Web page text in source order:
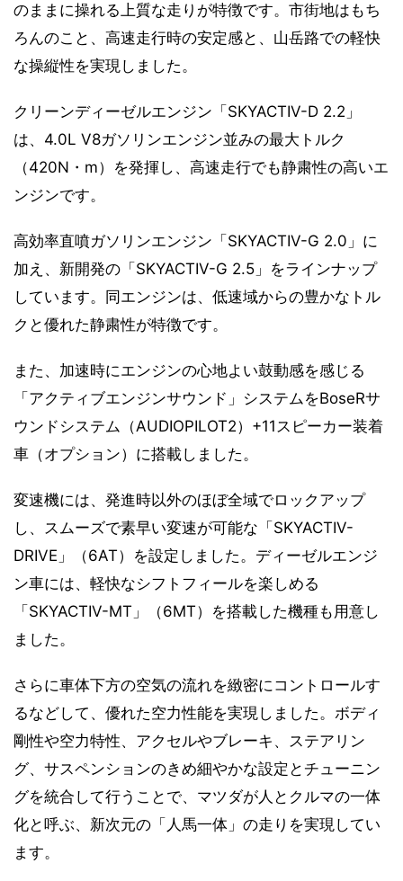
のままに操れる上質な走りが特徴です。市街地はもち
ろんのこと、高速走行時の安定感と、山岳路での軽快
な操縦性を実現しました。
クリーンディーゼルエンジン「SKYACTIV-D 2.2」
は、4.0L V8ガソリンエンジン並みの最大トルク
（420N・m）を発揮し、高速走行でも静粛性の高いエ
ンジンです。
高効率直噴ガソリンエンジン「SKYACTIV-G 2.0」に
加え、新開発の「SKYACTIV-G 2.5」をラインナップ
しています。同エンジンは、低速域からの豊かなトル
クと優れた静粛性が特徴です。
また、加速時にエンジンの心地よい鼓動感を感じる
「アクティブエンジンサウンド」システムをBoseRサ
ウンドシステム（AUDIOPILOT2）+11スピーカー装着
車（オプション）に搭載しました。
変速機には、発進時以外のほぼ全域でロックアップ
し、スムーズで素早い変速が可能な「SKYACTIV-
DRIVE」（6AT）を設定しました。ディーゼルエンジ
ン車には、軽快なシフトフィールを楽しめる
「SKYACTIV-MT」（6MT）を搭載した機種も用意し
ました。
さらに車体下方の空気の流れを緻密にコントロールす
るなどして、優れた空力性能を実現しました。ボディ
剛性や空力特性、アクセルやブレーキ、ステアリン
グ、サスペンションのきめ細やかな設定とチューニン
グを統合して行うことで、マツダが人とクルマの一体
化と呼ぶ、新次元の「人馬一体」の走りを実現してい
ます。